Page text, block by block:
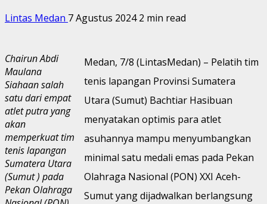
Lintas Medan 7 Agustus 20242 min read
Chairun Abdi
Maulana
Siahaan salah
satu dari empat
atlet putra yang
akan
memperkuat tim
tenis lapangan
Sumatera Utara
(Sumut ) pada
Pekan Olahraga
Medan, 7/8 (LintasMedan) – Pelatih tim
tenis lapangan Provinsi Sumatera
Utara (Sumut) Bachtiar Hasibuan
menyatakan optimis para atlet
asuhannya mampu menyumbangkan
minimal satu medali emas pada Pekan
Olahraga Nasional (PON) XXI Aceh-
Sumut yang dijadwalkan berlangsung